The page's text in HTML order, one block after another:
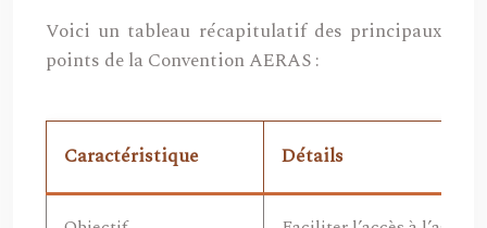
Voici un tableau récapitulatif des principaux
points de la Convention AERAS :
Caractéristique Détails